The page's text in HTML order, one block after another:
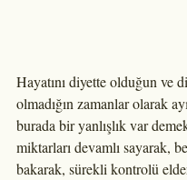
Hayatını diyette olduğun ve
olmadığın zamanlar olarak
burada bir yanlışlık var
miktarları devamlı sayarak,
bakarak, sürekli kontrolü